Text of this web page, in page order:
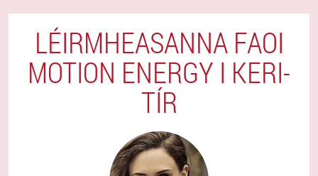
LÉIRMHEASANNA FAOI
MOTION ENERGY I KERI-
TÍR